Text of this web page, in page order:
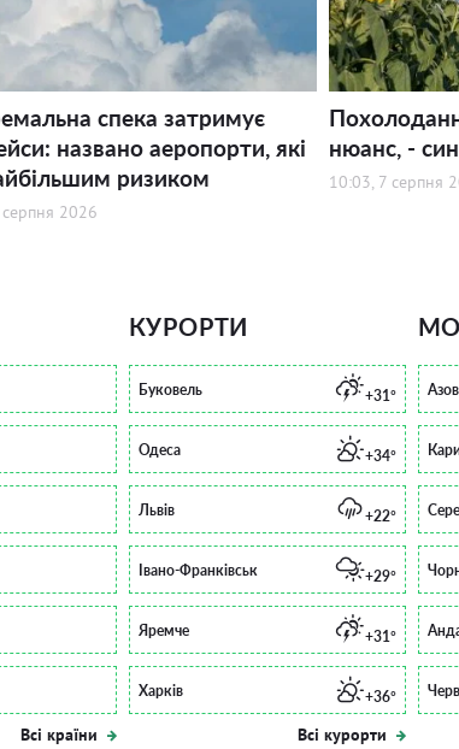
спека затримує
названо аеропорти, які
ризиком
2026
нюанс, -
10:03, 7 серпня
Всі країни
КУРОРТИ
Буковель +31°
Одеса +34°
Львів +22°
Івано-Франківськ +29°
Яремче +31°
Харків +36°
Всі курорти